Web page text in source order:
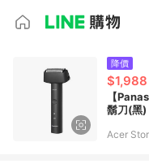
降價
$1,988
【
鬍刀(黑
Acer